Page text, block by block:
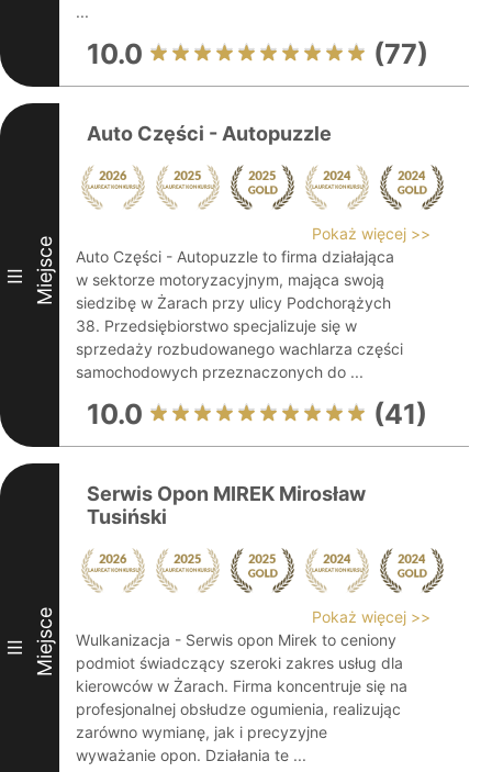
...
10.0 (77)
III Miejsce
Auto Części - Autopuzzle
Pokaż więcej >>
Auto Części - Autopuzzle to firma działająca
w sektorze motoryzacyjnym, mająca swoją
siedzibę w Żarach przy ulicy Podchorążych
38. Przedsiębiorstwo specjalizuje się w
sprzedaży rozbudowanego wachlarza części
samochodowych przeznaczonych do ...
10.0 (41)
III Miejsce
Serwis Opon MIREK Mirosław
Tusiński
Pokaż więcej >>
Wulkanizacja - Serwis opon Mirek to ceniony
podmiot świadczący szeroki zakres usług dla
kierowców w Żarach. Firma koncentruje się na
profesjonalnej obsłudze ogumienia, realizując
zarówno wymianę, jak i precyzyjne
wyważanie opon. Działania te ...